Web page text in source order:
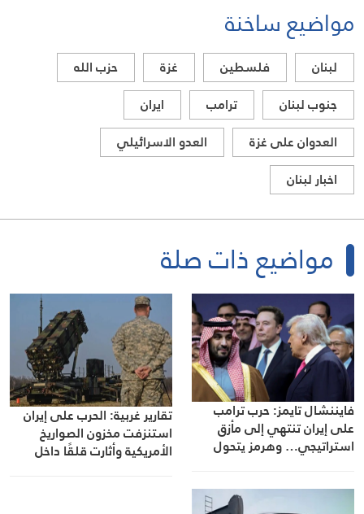
مواضيع ساخنة
لبنان فلسطين غزة
حزب الله
جنوب لبنان
ترامب
ايران
العدوان على غزة
العدو الاسرائيلي
اخبار لبنان
مواضيع ذات صلة
فايننشال تايمز: حرب ترامب
على إيران تنتهي إلى مأزق
استراتيجي… وهرمز يتحول
تقارير غربية: الحرب على إيران
استنزفت مخزون الصواريخ
الأمريكية وأثارت قلقًا داخل